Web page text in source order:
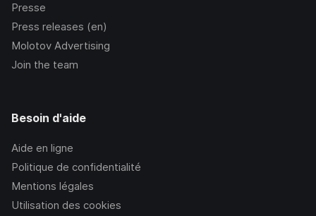
Presse
Press releases (en)
Molotov Advertising
Join the team
Besoin d'aide
Aide en ligne
Politique de confidentialité
Mentions légales
Utilisation des cookies